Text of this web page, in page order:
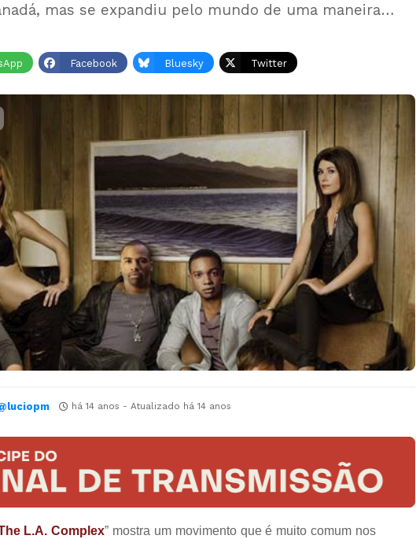
mas se expandiu pelo mundo de uma maneira…
Facebook Bluesky Twitter
há 14 anos - Atualizado há 14 anos
L.A. Complex” mostra um movimento que é muito comum nos